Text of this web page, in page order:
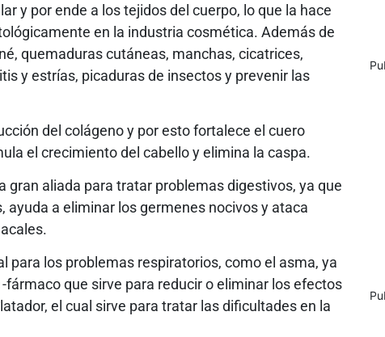
y por ende a los tejidos del cuerpo, lo que la hace
en la industria cosmética. Además de
quemaduras cutáneas, manchas, cicatrices,
y estrías, picaduras de insectos y prevenir las
del colágeno y por esto fortalece el cuero
el crecimiento del cabello y elimina la caspa.
gran aliada para tratar problemas digestivos, ya que
a eliminar los germenes nocivos y ataca
para los problemas respiratorios, como el asma, ya
que sirve para reducir o eliminar los efectos
el cual sirve para tratar las dificultades en la